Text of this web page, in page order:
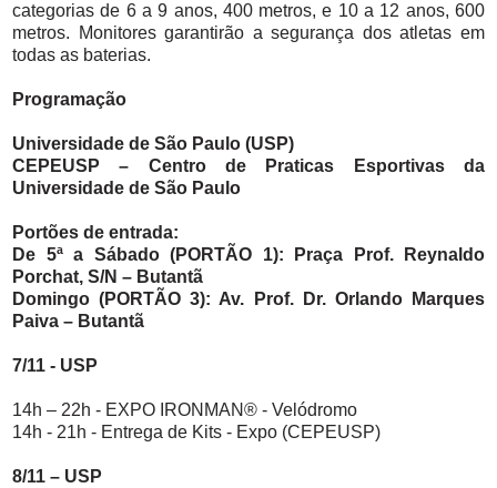
categorias de 6 a 9 anos, 400 metros, e 10 a 12 anos, 600
metros. Monitores garantirão a segurança dos atletas em
todas as baterias.
Programação
Universidade de São Paulo (USP)
CEPEUSP – Centro de Praticas Esportivas da
Universidade de São Paulo
Portões de entrada:
De 5ª a Sábado (PORTÃO 1): Praça Prof. Reynaldo
Porchat, S/N – Butantã
Domingo (PORTÃO 3): Av. Prof. Dr. Orlando Marques
Paiva – Butantã
7/11 - USP
14h – 22h - EXPO IRONMAN® - Velódromo
14h - 21h - Entrega de Kits - Expo (CEPEUSP)
8/11 – USP